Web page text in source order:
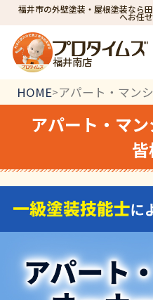
福井市の外壁塗装・屋根塗装なら
へお任
福井南店
HOME>
アパート・マ